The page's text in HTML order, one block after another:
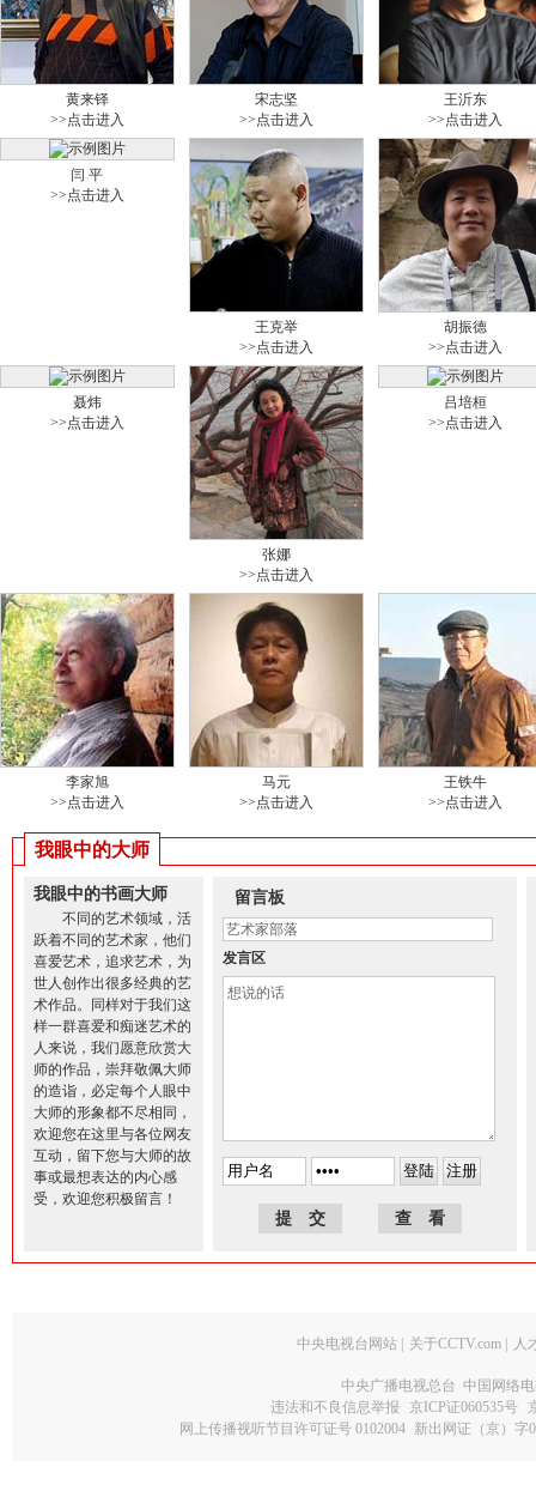
黄来铎
>>点击进入
宋志坚
>>点击进入
王沂东
>>点击进入
闫 平
>>点击进入
王克举
>>点击进入
胡振德
>>点击进入
聂炜
>>点击进入
张娜
>>点击进入
吕培桓
>>点击进入
李家旭
>>点击进入
马元
>>点击进入
王铁牛
>>点击进入
我眼中的大师
我眼中的书画大师
不同的艺术领域，活
跃着不同的艺术家，他们
喜爱艺术，追求艺术，为
世人创作出很多经典的艺
术作品。同样对于我们这
样一群喜爱和痴迷艺术的
人来说，我们愿意欣赏大
师的作品，崇拜敬佩大师
的造诣，必定每个人眼中
大师的形象都不尽相同，
欢迎您在这里与各位网友
互动，留下您与大师的故
事或最想表达的内心感
受，欢迎您积极留言！
留言板
发言区
中央电视台网站 关于CCTV.com 人
中央广播电视总台 中国网络
违法和不良信息举报
京ICP证060535号
网上传播视听节目许可证号 0102004 新出网证（京）